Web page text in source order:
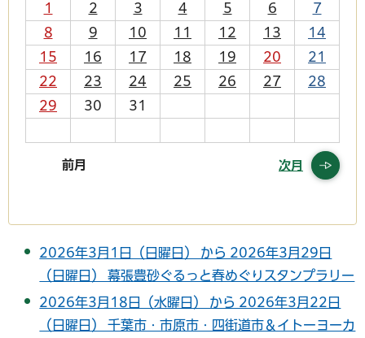
1
2 3 4 5 6
7
8
9 10 11 12 13
14
15
16 17 18 19 20
21
22
23 24 25 26 27
28
29
30 31
前月 次月
2026年3月1日（日曜日） から 2026年3月29日
（日曜日） 幕張豊砂ぐるっと春めぐりスタンプラリー
2026年3月18日（水曜日） から 2026年3月22日
（日曜日） 千葉市・市原市・四街道市＆イトーヨーカ